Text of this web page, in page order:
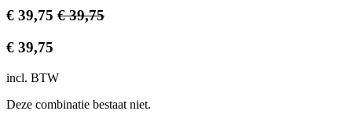
€ 39,75 €39,75
€ 39,75
incl. BTW
Deze combinatie bestaat niet.